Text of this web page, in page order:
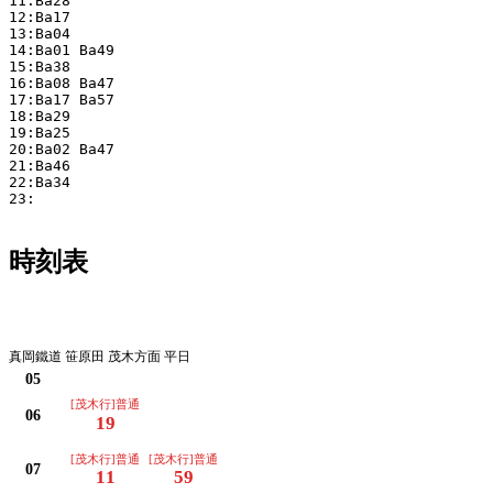
12:Ba17
13:Ba04
14:Ba01 Ba49
15:Ba38
16:Ba08 Ba47
17:Ba17 Ba57
18:Ba29
19:Ba25
20:Ba02 Ba47
21:Ba46
22:Ba34
23:
時刻表
真岡鐵道 笹原田 茂木方面 平日
05
06
[茂木行]普通
19
07
[茂木行]普通
11
[茂木行]普通
59